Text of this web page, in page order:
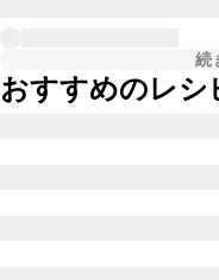
続
おすすめのレシ